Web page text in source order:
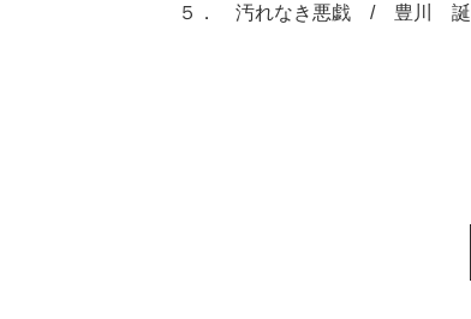
５． 汚れなき悪戯 / 豊川 誕